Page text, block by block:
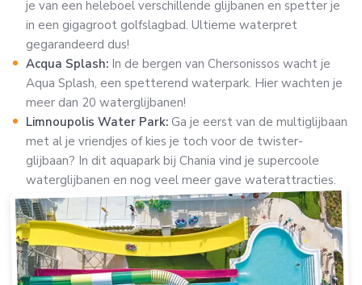
je van een heleboel verschillende glijbanen en spetter je
in een gigagroot golfslagbad. Ultieme waterpret
gegarandeerd dus!
Acqua Splash: In de bergen van Chersonissos wacht je
Aqua Splash, een spetterend waterpark. Hier wachten je
meer dan 20 waterglijbanen!
Limnoupolis Water Park: Ga je eerst van de multiglijbaan
met al je vriendjes of kies je toch voor de twister-
glijbaan? In dit aquapark bij Chania vind je supercoole
waterglijbanen en nog veel meer gave waterattracties.